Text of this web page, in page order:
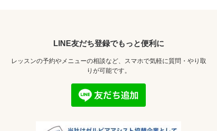
LINE友だち登録でもっと便利に
レッスンの予約やメニューの相談など、スマホで気軽に質問・やり取
りが可能です。